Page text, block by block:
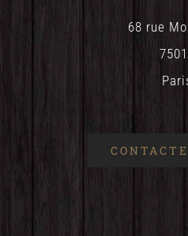
68 rue